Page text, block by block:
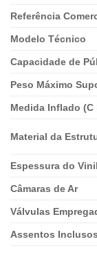
Referência
Modelo Técnico
Capacidade de
Peso Máximo
Medida Inflado (C
Material da
Espessura do Vinil
Câmaras de Ar
Válvulas
Assentos Inclusos